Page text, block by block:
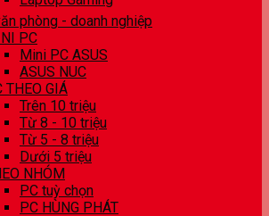
phòng - doanh nghiệp
PC
Mini PC ASUS
ASUS NUC
THEO GIÁ
Trên 10 triệu
Từ 8 - 10 triệu
Từ 5 - 8 triệu
Dưới 5 triệu
NHÓM
PC tuỳ chọn
PC HÙNG PHÁT